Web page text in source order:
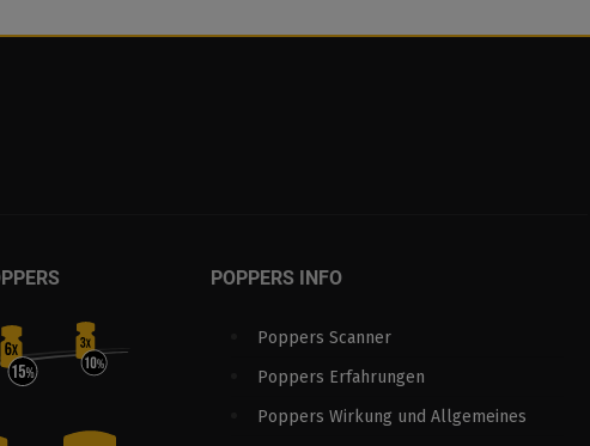
POPPERS INFO
Poppers Scanner
Poppers Erfahrungen
Poppers Wirkung und Allgemeines